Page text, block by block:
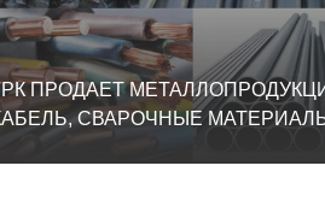
ПРОДАЕТ
СВАРОЧНЫЕ